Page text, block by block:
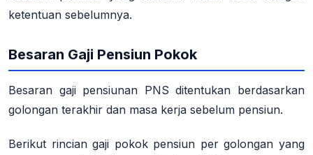
ketentuan sebelumnya.
Besaran Gaji Pensiun Pokok
Besaran gaji pensiunan PNS ditentukan berdasarkan
golongan terakhir dan masa kerja sebelum pensiun.
Berikut rincian gaji pokok pensiun per golongan yang